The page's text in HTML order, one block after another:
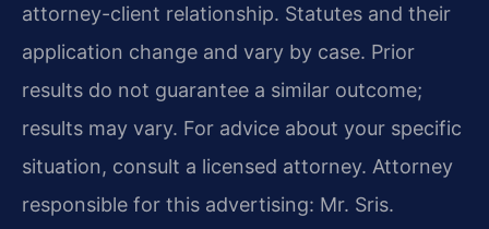
attorney-client relationship. Statutes and their
application change and vary by case. Prior
results do not guarantee a similar outcome;
results may vary. For advice about your specific
situation, consult a licensed attorney. Attorney
responsible for this advertising: Mr. Sris.